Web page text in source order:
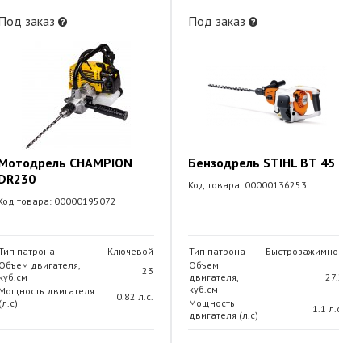
заказ
CHAMPION
товара: 00000195072
патрона
Ключевой
Объем двигателя,
куб.см
23
Мощность двигателя
(л.с)
0.82 л.с.
Под заказ
Бензодрель STIHL ВТ 45
Код товара: 00000136253
Тип патрона
Объем
двигателя,
куб.см
Мощность
двигателя (л.с)
1.1